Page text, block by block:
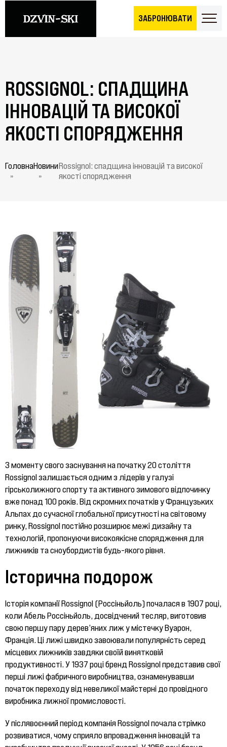
ЗАБРОНЮВАТИ
ROSSIGNOL: СПАДЩИНА
ІННОВАЦІЙ ТА ВИСОКОЇ
ЯКОСТІ СПОРЯДЖЕННЯ
Головна
»
Новини
»
Rossignol: спадщина інновацій та високої
якості спорядження
З моменту свого заснування на початку 20 століття
Rossignol залишається одним з лідерів у галузі
гірськолижного спорту та активного зимового відпочинку
вже понад 100 років. Від скромних початків у Французьких
Альпах до сучасної глобальної присутності на світовому
ринку, Rossignol постійно розширює межі дизайну та
технологій, пропонуючи високоякісне спорядження для
лижників та сноубордистів будь-якого рівня.
Історична подорож
Історія компанії Rossignol (Россіньйоль) почалася в 1907 році,
коли Абель Россіньйоль, досвідчений тесляр, виготовив
свою першу пару дерев’яних лиж у містечку Вуарон,
Франція. Ці лижі швидко завоювали популярність серед
місцевих лижників завдяки своїй винятковій
продуктивності. У 1937 році бренд Rossignol представив свої
перші лижі фабричного виробництва, ознаменувавши
початок переходу від невеликої майстерні до провідного
виробника лижної промисловості.
У післявоєнний період компанія Rossignol почала стрімко
розвиватися, чому сприяло впровадження інновацій та